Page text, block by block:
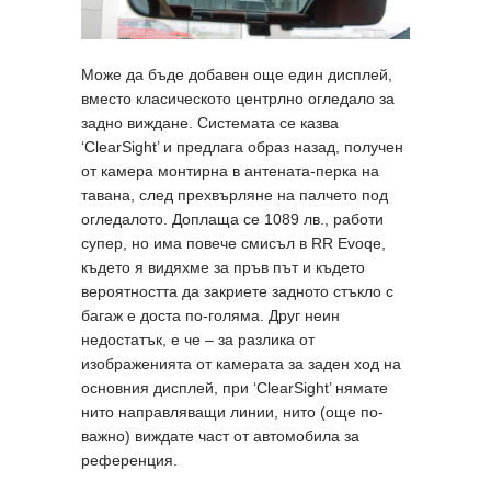
Може да бъде добавен още един дисплей,
вместо класическото центрлно огледало за
задно виждане. Системата се казва
‘ClearSight’ и предлага образ назад, получен
от камера монтирна в антената-перка на
тавана, след прехвърляне на палчето под
огледалото. Доплаща се 1089 лв., работи
супер, но има повече смисъл в RR Evoqe,
където я видяхме за пръв път и където
вероятността да закриете задното стъкло с
багаж е доста по-голяма. Друг неин
недостатък, е че – за разлика от
изображенията от камерата за заден ход на
основния дисплей, при ‘ClearSight’ нямате
нито направляващи линии, нито (още по-
важно) виждате част от автомобила за
референция.